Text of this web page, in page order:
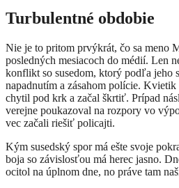
Turbulentné obdobie
Nie je to pritom prvýkrát, čo sa meno
posledných mesiacoch do médií. Len
konflikt so susedom, ktorý podľa jeho
napadnutím a zásahom polície.
chytil pod krk a začal škrtiť. Prípad
verejne poukazoval na rozpory vo
vec začali riešiť policajti.
Kým susedský spor má ešte svoje
boja so závislosťou má herec jasno.
ocitol na úplnom dne, no práve tam